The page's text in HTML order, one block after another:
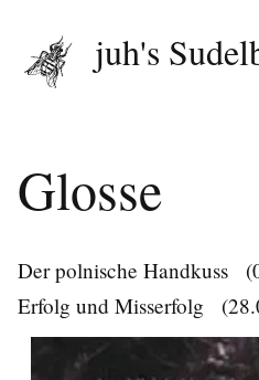
juh's
Glosse
Der polnische Handkuss
Erfolg und Misserfolg